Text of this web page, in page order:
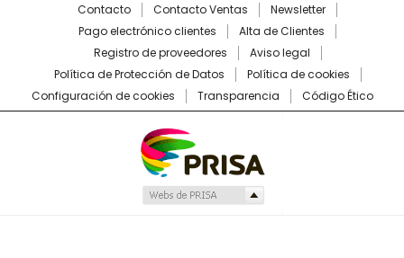
Contacto Contacto Ventas
Newsletter
Pago electrónico clientes
Alta de Clientes
Registro de proveedores
Aviso legal
Política de Protección de Datos
Política de cookies
Configuración de cookies
Transparencia Código Ético